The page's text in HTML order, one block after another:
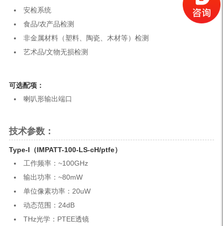
安检系统
食品/农产品检测
非金属材料（塑料、陶瓷、木材等）检测
艺术品/文物无损检测
可选配项：
喇叭形输出端口
技术参数：
Type-I（IMPATT-100-LS-cH/ptfe）
工作频率：~100GHz
输出功率：~80mW
单位像素功率：20uW
动态范围：24dB
THz光学：PTEE透镜